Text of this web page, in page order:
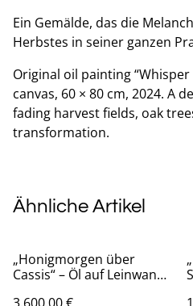
Ein Gemälde, das die
Herbstes in seiner ganzen
Original oil painting
canvas, 60 × 80 cm, 2024. A
fading harvest fields, oak
transformation.
Ähnliche Artikel
„Honigmorgen über
Cassis“ – Öl auf Leinwand,